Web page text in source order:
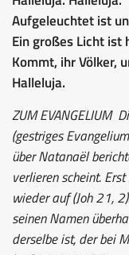
Aufgeleuchtet ist
Ein großes Licht ist
Kommt, ihr Völker,
Halleluja.
ZUM EVANGELIUM
(gestriges
über Natanaël
verlieren scheint.
wieder auf (Joh 21,
seinen Namen
derselbe ist, der bei